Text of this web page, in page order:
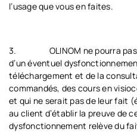
l’usage que vous en faites.
3.
OLINOM ne pourra
d’un éventuel
téléchargement et de la
commandés, des cours en
et qui ne serait pas de leur fait
au client d’établir la preuve de
dysfonctionnement relève du